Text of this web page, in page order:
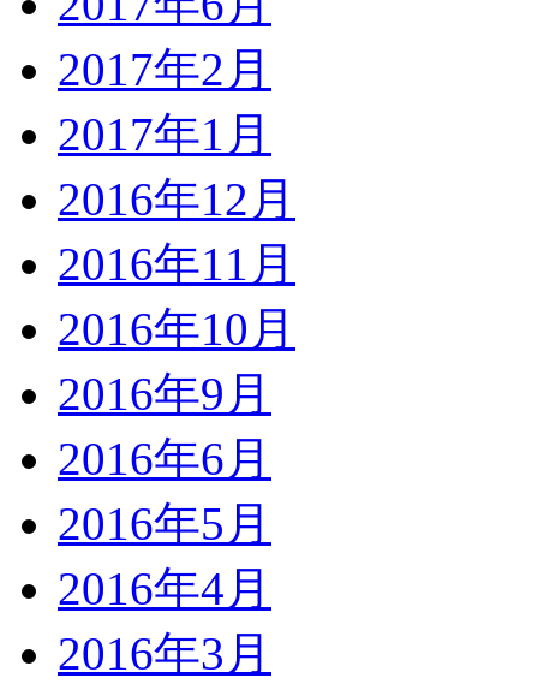
2017年2月
2017年1月
2016年12月
2016年11月
2016年10月
2016年9月
2016年6月
2016年5月
2016年4月
2016年3月